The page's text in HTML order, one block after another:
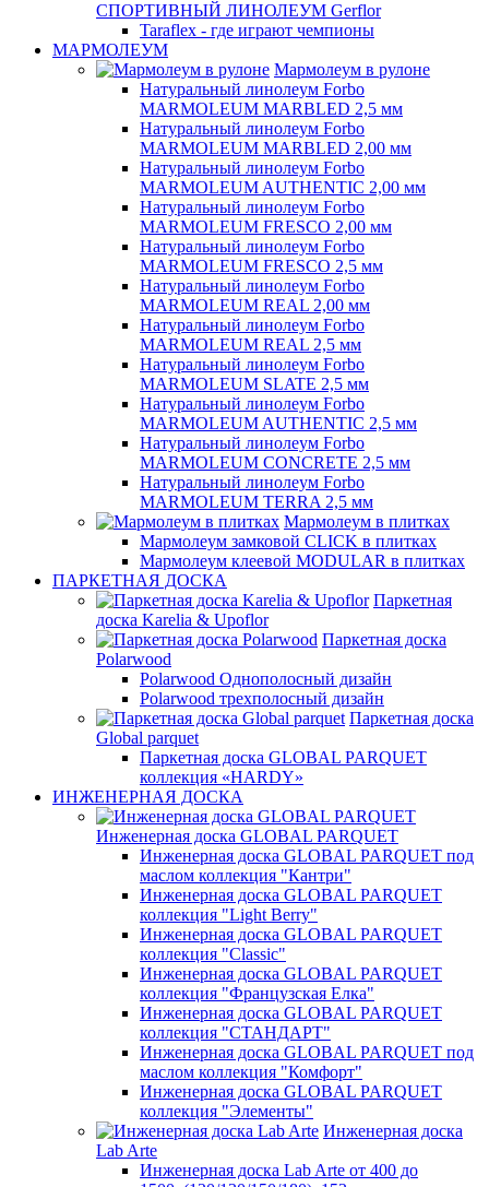
СПОРТИВНЫЙ ЛИНОЛЕУМ Gerflor
Taraflex - где играют чемпионы
МАРМОЛЕУМ
Мармолеум в рулоне
Натуральный линолеум Forbo
MARMOLEUM MARBLED 2,5 мм
Натуральный линолеум Forbo
MARMOLEUM MARBLED 2,00 мм
Натуральный линолеум Forbo
MARMOLEUM AUTHENTIC 2,00 мм
Натуральный линолеум Forbo
MARMOLEUM FRESCO 2,00 мм
Натуральный линолеум Forbo
MARMOLEUM FRESCO 2,5 мм
Натуральный линолеум Forbo
MARMOLEUM REAL 2,00 мм
Натуральный линолеум Forbo
MARMOLEUM REAL 2,5 мм
Натуральный линолеум Forbo
MARMOLEUM SLATE 2,5 мм
Натуральный линолеум Forbo
MARMOLEUM AUTHENTIC 2,5 мм
Натуральный линолеум Forbo
MARMOLEUM CONCRETE 2,5 мм
Натуральный линолеум Forbo
MARMOLEUM TERRA 2,5 мм
Мармолеум в плитках
Мармолеум замковой CLICK в плитках
Мармолеум клеевой MODULAR в плитках
ПАРКЕТНАЯ ДОСКА
Паркетная
доска Karelia & Upoflor
Паркетная доска
Polarwood
Polarwood Однополосный дизайн
Polarwood трехполосный дизайн
Паркетная доска
Global parquet
Паркетная доска GLOBAL PARQUET
коллекция «HARDY»
ИНЖЕНЕРНАЯ ДОСКА
Инженерная доска GLOBAL PARQUET
Инженерная доска GLOBAL PARQUET под
маслом коллекция "Кантри"
Инженерная доска GLOBAL PARQUET
коллекция "Light Berry"
Инженерная доска GLOBAL PARQUET
коллекция "Classic"
Инженерная доска GLOBAL PARQUET
коллекция "Французская Елка"
Инженерная доска GLOBAL PARQUET
коллекция "СТАНДАРТ"
Инженерная доска GLOBAL PARQUET под
маслом коллекция "Комфорт"
Инженерная доска GLOBAL PARQUET
коллекция "Элементы"
Инженерная доска
Lab Arte
Инженерная доска Lab Arte от 400 до